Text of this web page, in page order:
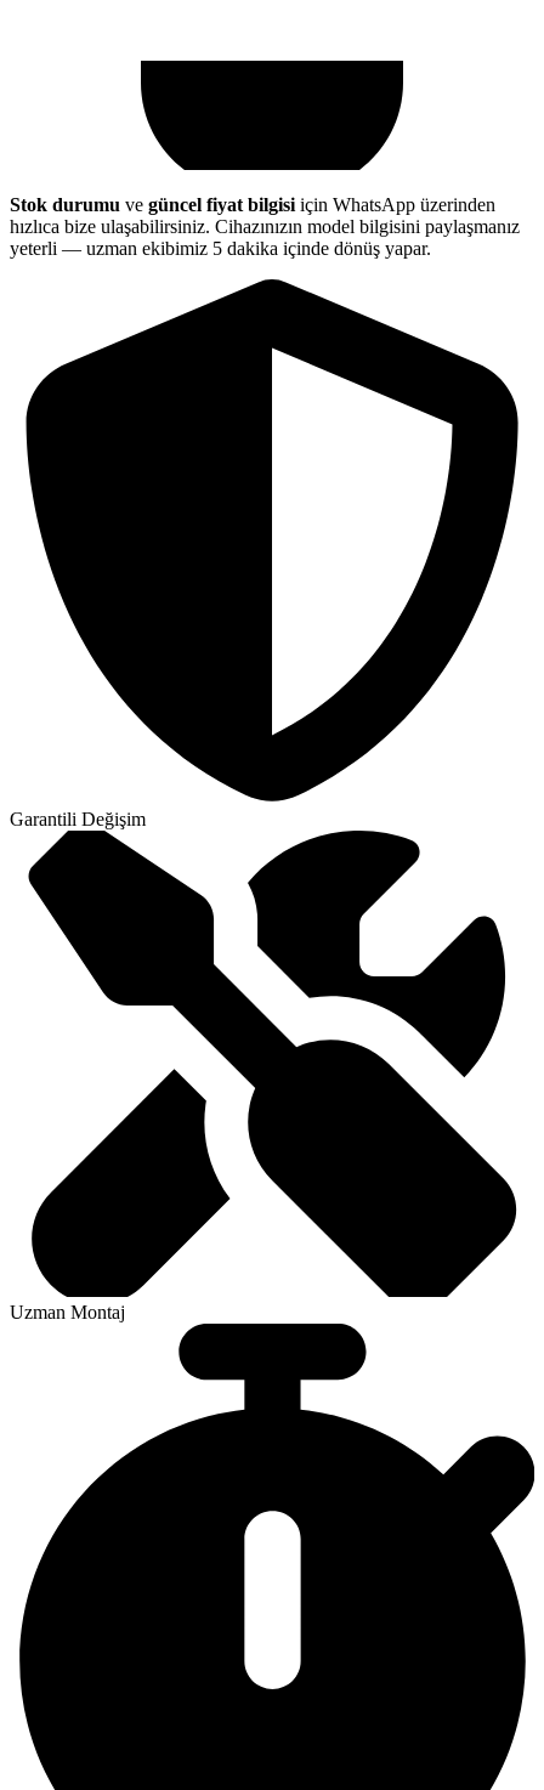
Stok durumu ve güncel fiyat bilgisi için WhatsApp üzerinden
hızlıca bize ulaşabilirsiniz. Cihazınızın model bilgisini paylaşmanız
yeterli — uzman ekibimiz 5 dakika içinde dönüş yapar.
Garantili Değişim
Uzman Montaj